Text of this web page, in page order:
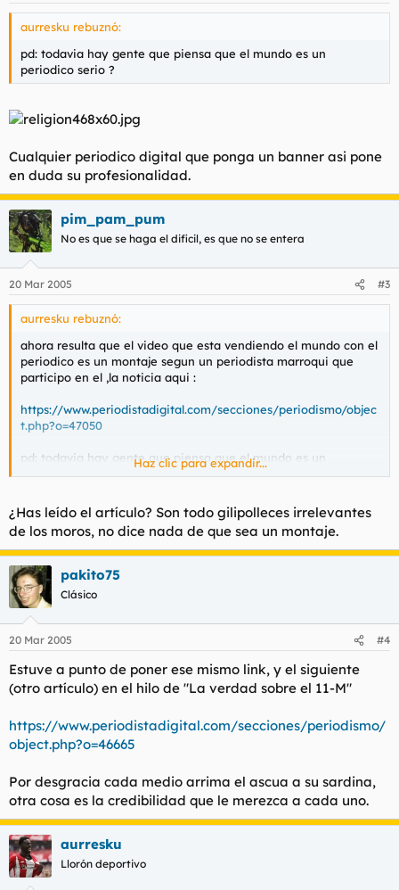
aurresku rebuznó:
pd: todavia hay gente que piensa que el mundo es un
periodico serio ?
Cualquier periodico digital que ponga un banner asi pone
en duda su profesionalidad.
pim_pam_pum
No es que se haga el dificil, es que no se entera
20 Mar 2005 #3
aurresku rebuznó:
ahora resulta que el video que esta vendiendo el mundo con el
periodico es un montaje segun un periodista marroqui que
participo en el ,la noticia aqui :
https://www.periodistadigital.com/secciones/periodismo/objec
t.php?o=47050
pd: todavia hay gente que piensa que el mundo es un
periodico serio ?
Haz clic para expandir...
¿Has leído el artículo? Son todo gilipolleces irrelevantes
de los moros, no dice nada de que sea un montaje.
pakito75
Clásico
20 Mar 2005 #4
Estuve a punto de poner ese mismo link, y el siguiente
(otro artículo) en el hilo de "La verdad sobre el 11-M"
https://www.periodistadigital.com/secciones/periodismo/
object.php?o=46665
Por desgracia cada medio arrima el ascua a su sardina,
otra cosa es la credibilidad que le merezca a cada uno.
aurresku
Llorón deportivo